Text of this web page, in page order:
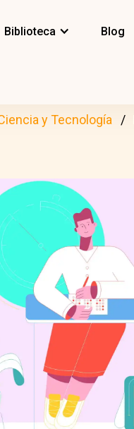
Biblioteca Blog
y Tecnología